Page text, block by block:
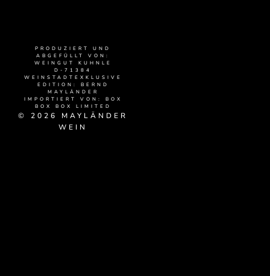
PRODUZIERT UND
ABGEFÜLLT VON:
WEINGUT KUHNLE
D-71384
WEINSTADTEXKLUSIVE
EDITION: BERND
MAYLÄNDER
IMPORTIERT VON: BOX
BOX BOX LIMITED
© 2026 MAYLÄNDER
WEIN